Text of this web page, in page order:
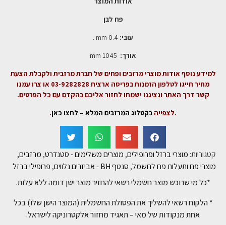
פח לבן
עובי:
אורך:
למידע נוסף אודות מוצרי מרזבים ופחים של חברת מרזבית ולקבלת הצעת
מחיר חייגו לטלפון הזמנות בפריסה ארצית 03-9282828 או צרו עמנו
קשר דרך האתר ונציגנו ישמחו לחזור אליכם בהקדם עם כל הפרטים.
.לצפייה בקטלוג המרזבים המלא – לחצו כאן.
קטגוריות: מוצרי ברזל ופרופילים, מוצרים משלימים - סטנדרט, מרזבים,
מוצרי פח ותעלות פח לחשמל, סנטף BH - אביזרים נלווים , פרופילי ברזל
*כל מי שרוכש מוצר חשמלי רשאי להחזיר מוצר ישן דומה ללא עלות.
* הלקוח רשאי להשליך את הפסולת החשמלית (המוצר הישן שלו) בכל
אחת מנקודות של מאי – תאגיד מחזור אלקטרוניקה לישראל.